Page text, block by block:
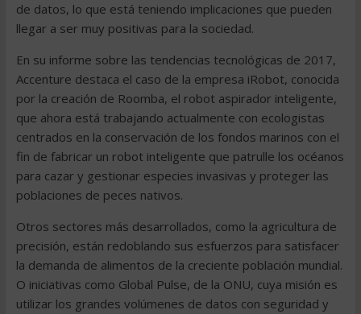
de datos, lo que está teniendo implicaciones que pueden
llegar a ser muy positivas para la sociedad.
En su informe sobre las tendencias tecnológicas de 2017,
Accenture destaca el caso de la empresa iRobot, conocida
por la creación de Roomba, el robot aspirador inteligente,
que ahora está trabajando actualmente con ecologistas
centrados en la conservación de los fondos marinos con el
fin de fabricar un robot inteligente que patrulle los océanos
para cazar y gestionar especies invasivas y proteger las
poblaciones de peces nativos.
Otros sectores más desarrollados, como la agricultura de
precisión, están redoblando sus esfuerzos para satisfacer
la demanda de alimentos de la creciente población mundial.
O iniciativas como Global Pulse, de la ONU, cuya misión es
utilizar los grandes volúmenes de datos con seguridad y